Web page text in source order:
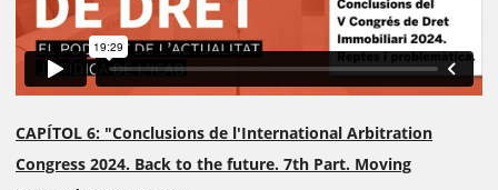
CAPÍTOL 6: "Conclusions de l'International Arbitration
Congress 2024. Back to the future. 7th Part. Moving